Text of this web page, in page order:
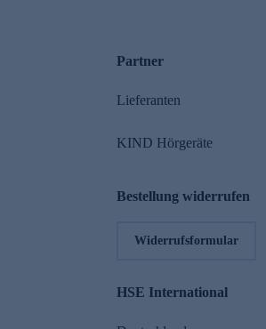
Partner
Lieferanten
KIND Hörgeräte
Bestellung widerrufen
Widerrufsformular
HSE International